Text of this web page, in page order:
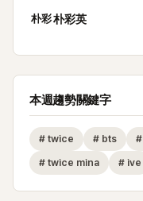
朴彩朴彩英
本週趨勢關鍵字
# twice # bts #
# twice mina # ive